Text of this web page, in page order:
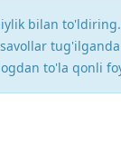
bilan
to'la qonli